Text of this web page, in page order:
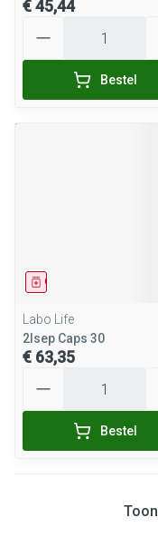
€ 45,44
Bestel
Geneesmiddel
Labo Life
2lsep Caps 30
€ 63,35
Bestel
Toon